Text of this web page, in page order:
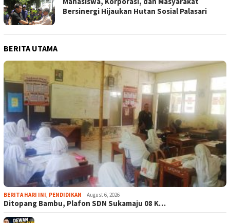
Bersinergi Hijaukan Hutan Sosial Palasari
BERITA UTAMA
BERITA HARI INI, PENDIDIKAN August 6, 2026
Ditopang Bambu, Plafon SDN Sukamaju 08 K…